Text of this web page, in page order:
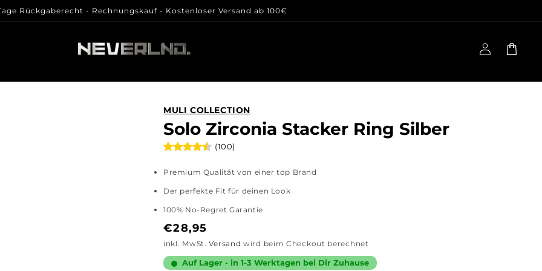
Rückgaberecht - Rechnungskauf - Kostenloser Versand ab 100€
Einloggen
Warenkorb
MULI COLLECTION
Solo Zirconia Stacker Ring Silber
(100)
Premium Qualität von einer top Brand
Der perfekte Fit für deinen Look
100% No-Regret Garantie
Normaler
Preis
€28,95
inkl. MwSt.Versand wird beim Checkout berechnet
Auf Lager - in 1-3 Werktagen bei Dir Zuhause